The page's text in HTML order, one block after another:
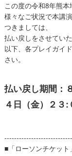
この度の令和8年熊本
様々なご状況で本講
つきましては、
払い戻しをさせてい
以下、各プレイガイ
さい。
払い戻し期間：
４日（金）２３:
■「ローソンチケッ